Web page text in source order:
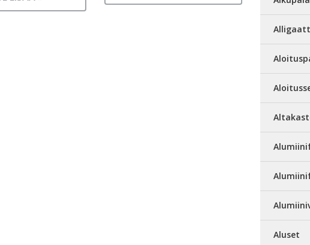
Aluset